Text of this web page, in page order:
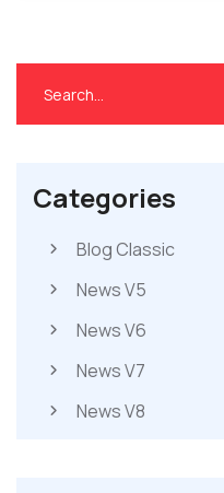
Categories
Blog Classic
News V5
News V6
News V7
News V8